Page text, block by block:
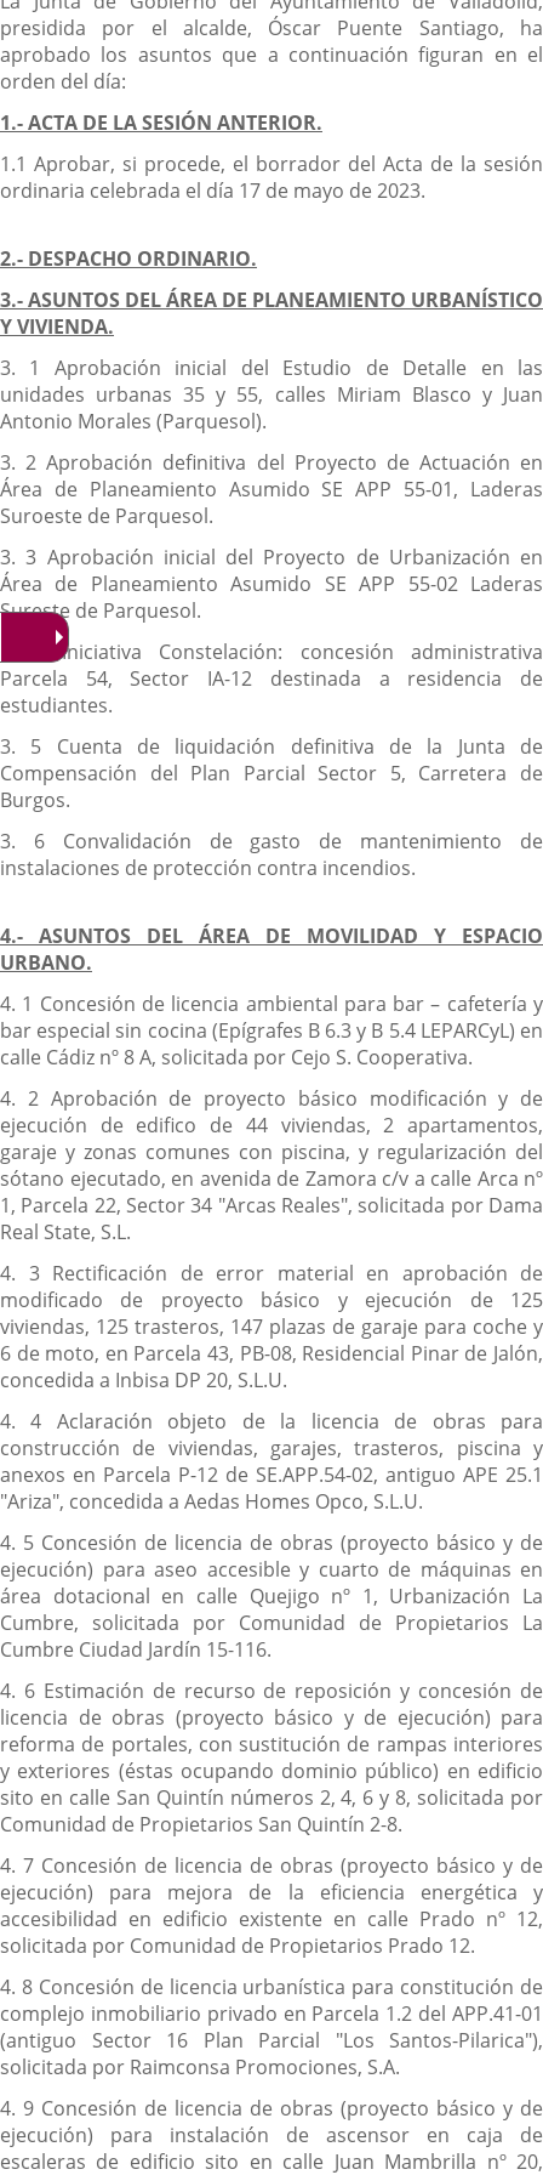
presidida por el alcalde, Óscar Puente Santiago, ha
aprobado los asuntos que a continuación figuran en el
orden del día:
1.- ACTA DE LA SESIÓN ANTERIOR.
1.1 Aprobar, si procede, el borrador del Acta de la sesión
ordinaria celebrada el día 17 de mayo de 2023.
2.- DESPACHO ORDINARIO.
3.- ASUNTOS DEL ÁREA DE PLANEAMIENTO URBANÍSTICO
Y VIVIENDA.
3. 1 Aprobación inicial del Estudio de Detalle en las
unidades urbanas 35 y 55, calles Miriam Blasco y Juan
Antonio Morales (Parquesol).
3. 2 Aprobación definitiva del Proyecto de Actuación en
Área de Planeamiento Asumido SE APP 55-01, Laderas
Suroeste de Parquesol.
3. 3 Aprobación inicial del Proyecto de Urbanización en
Área de Planeamiento Asumido SE APP 55-02 Laderas
Sureste de Parquesol.
3. 4 Iniciativa Constelación: concesión administrativa
Parcela 54, Sector IA-12 destinada a residencia de
estudiantes.
3. 5 Cuenta de liquidación definitiva de la Junta de
Compensación del Plan Parcial Sector 5, Carretera de
Burgos.
3. 6 Convalidación de gasto de mantenimiento de
instalaciones de protección contra incendios.
4.- ASUNTOS DEL ÁREA DE MOVILIDAD Y ESPACIO
URBANO.
4. 1 Concesión de licencia ambiental para bar – cafetería y
bar especial sin cocina (Epígrafes B 6.3 y B 5.4 LEPARCyL) en
calle Cádiz nº 8 A, solicitada por Cejo S. Cooperativa.
4. 2 Aprobación de proyecto básico modificación y de
ejecución de edifico de 44 viviendas, 2 apartamentos,
garaje y zonas comunes con piscina, y regularización del
sótano ejecutado, en avenida de Zamora c/v a calle Arca nº
1, Parcela 22, Sector 34 "Arcas Reales", solicitada por Dama
Real State, S.L.
4. 3 Rectificación de error material en aprobación de
modificado de proyecto básico y ejecución de 125
viviendas, 125 trasteros, 147 plazas de garaje para coche y
6 de moto, en Parcela 43, PB-08, Residencial Pinar de Jalón,
concedida a Inbisa DP 20, S.L.U.
4. 4 Aclaración objeto de la licencia de obras para
construcción de viviendas, garajes, trasteros, piscina y
anexos en Parcela P-12 de SE.APP.54-02, antiguo APE 25.1
"Ariza", concedida a Aedas Homes Opco, S.L.U.
4. 5 Concesión de licencia de obras (proyecto básico y de
ejecución) para aseo accesible y cuarto de máquinas en
área dotacional en calle Quejigo nº 1, Urbanización La
Cumbre, solicitada por Comunidad de Propietarios La
Cumbre Ciudad Jardín 15-116.
4. 6 Estimación de recurso de reposición y concesión de
licencia de obras (proyecto básico y de ejecución) para
reforma de portales, con sustitución de rampas interiores
y exteriores (éstas ocupando dominio público) en edificio
sito en calle San Quintín números 2, 4, 6 y 8, solicitada por
Comunidad de Propietarios San Quintín 2-8.
4. 7 Concesión de licencia de obras (proyecto básico y de
ejecución) para mejora de la eficiencia energética y
accesibilidad en edificio existente en calle Prado nº 12,
solicitada por Comunidad de Propietarios Prado 12.
4. 8 Concesión de licencia urbanística para constitución de
complejo inmobiliario privado en Parcela 1.2 del APP.41-01
(antiguo Sector 16 Plan Parcial "Los Santos-Pilarica"),
solicitada por Raimconsa Promociones, S.A.
4. 9 Concesión de licencia de obras (proyecto básico y de
ejecución) para instalación de ascensor en caja de
escaleras de edificio sito en calle Juan Mambrilla nº 20,